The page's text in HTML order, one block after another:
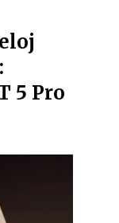
5 Pro